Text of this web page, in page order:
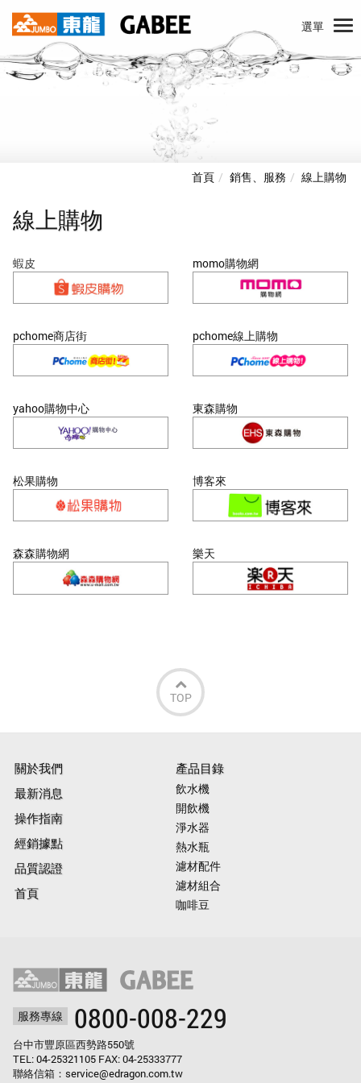
選單
首頁 銷售、服務 線上購物
線上購物
蝦皮 momo購物網
pchome商店街 pchome線上購物
yahoo購物中心 東森購物
松果購物 博客來
森森購物網 樂天
TOP
關於我們
最新消息
操作指南
經銷據點
品質認證
首頁
產品目錄
飲水機
開飲機
淨水器
熱水瓶
濾材配件
濾材組合
咖啡豆
服務專線 0800-008-229
台中市豐原區西勢路550號
TEL:04-25321105 FAX: 04-25333777
聯絡信箱： service@edragon.com.tw